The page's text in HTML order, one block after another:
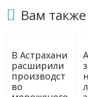
Вам
В Астрахани
расширили
производст
во